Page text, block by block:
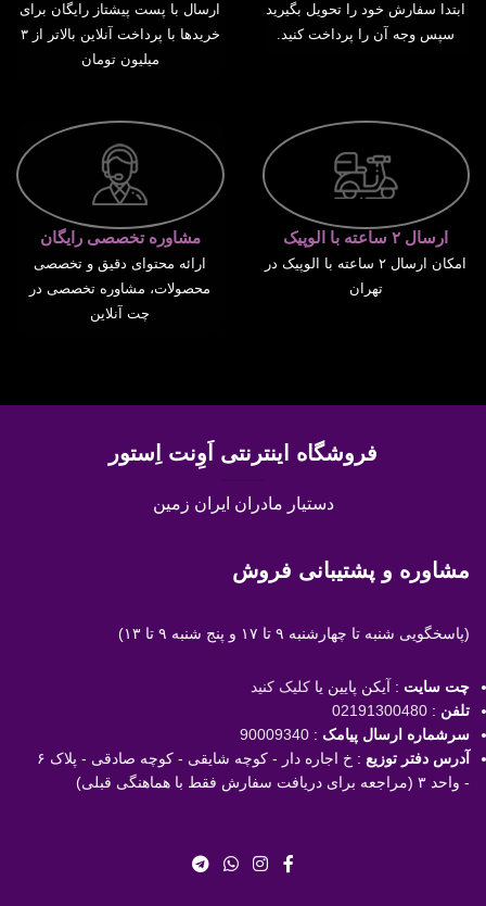
ابتدا سفارش خود را تحویل بگیرید
سپس وجه آن را پرداخت کنید.
ارسال با پست پیشتاز رایگان برای
خریدها با پرداخت آنلاین بالاتر از ۳
میلیون تومان
ارسال ۲ ساعته با الوپیک
امکان ارسال ۲ ساعته با الوپیک در
تهران
مشاوره تخصصی رایگان
ارائه محتوای دقیق و تخصصی
محصولات، مشاوره تخصصی در
چت آنلاین
فروشگاه اینترنتی اَوِنت اِستور
دستیار مادران ایران زمین
مشاوره و پشتیبانی فروش
(پاسخگویی شنبه تا چهارشنبه ۹ تا ۱۷ و پنج شنبه ۹ تا ۱۳)
چت سایت : آیکن پایین یا کلیک کنید
تلفن :
02191300480
سرشماره ارسال پیامک :
90009340
آدرس دفتر توزیع
: خ اجاره دار - کوچه شایقی - کوچه صادقی - پلاک ۶
- واحد ۳ (مراجعه برای دریافت سفارش فقط با هماهنگی قبلی)